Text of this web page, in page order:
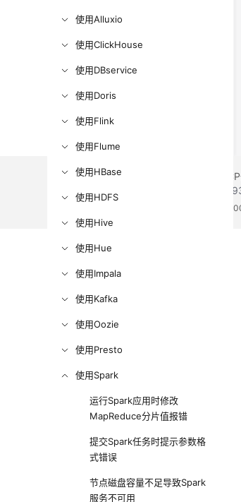
使用Alluxio
使用ClickHouse
使用DBservice
使用Doris
使用Flink
使用Flume
使用HBase
使用HDFS
使用Hive
使用Hue
使用Impala
使用Kafka
使用Oozie
使用Presto
使用Spark
运行Spark应用时修改
MapReduce分片值报错
提交Spark任务时提示参数格
式错误
节点磁盘容量不足导致Spark
服务不可用
©2026 Huaweicloud.com 版权所有 黔
增值电信业务经营许可证：B1.B2-
贵公网安备